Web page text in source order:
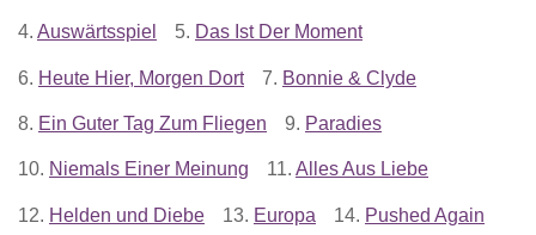
4. Auswärtsspiel 5. Das Ist Der Moment
6. Heute Hier, Morgen Dort 7. Bonnie & Clyde
8. Ein Guter Tag Zum Fliegen 9. Paradies
10. Niemals Einer Meinung 11. Alles Aus Liebe
12. Helden und Diebe 13. Europa 14. Pushed Again